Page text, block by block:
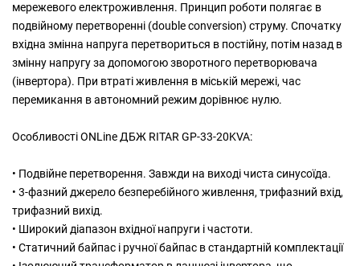
мережевого електроживлення. Принцип роботи полягає в
подвійному перетворенні (double conversion) струму. Спочатку
вхідна змінна напруга перетвориться в постійну, потім назад в
змінну напругу за допомогою зворотного перетворювача
(інвертора). При втраті живлення в міській мережі, час
перемикання в автономний режим дорівнює нулю.
Особливості ONLine ДБЖ RITAR GP-33-20KVA:
• Подвійне перетворення. Завжди на виході чиста синусоїда.
• 3-фазний джерело безперебійного живлення, трифазний вхід,
трифазний вихід.
• Широкий діапазон вхідної напруги і частоти.
• Статичний байпас і ручної байпас в стандартній комплектації